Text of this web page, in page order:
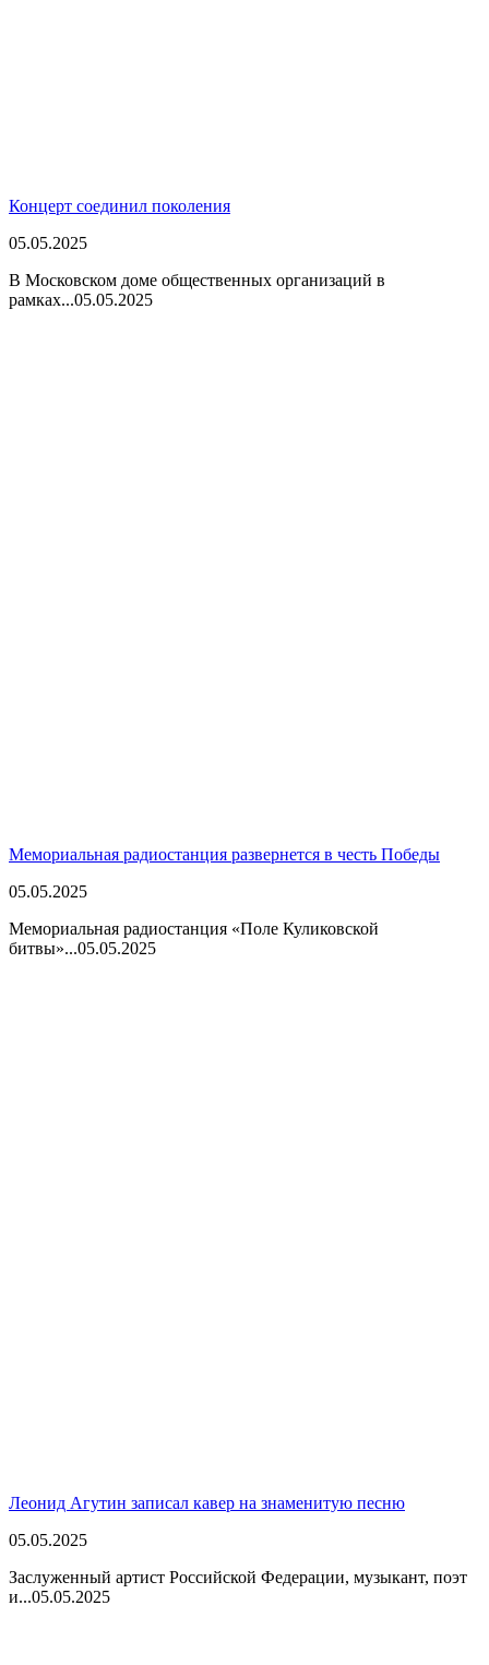
Концерт соединил поколения
05.05.2025
В Московском доме общественных организаций в
рамках...05.05.2025
Мемориальная радиостанция развернется в честь Победы
05.05.2025
Мемориальная радиостанция «Поле Куликовской
битвы»...05.05.2025
Леонид Агутин записал кавер на знаменитую песню
05.05.2025
Заслуженный артист Российской Федерации, музыкант, поэт
и...05.05.2025